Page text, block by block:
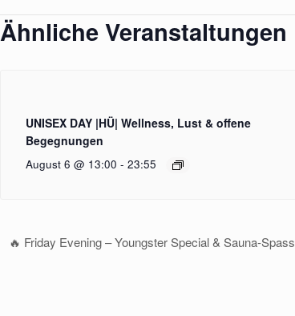
Ähnliche Veranstaltungen
UNISEX DAY |HÜ| Wellness, Lust & offene
Begegnungen
August 6 @ 13:00 -23:55
🔥 Friday Evening – Youngster Special & Sauna-Spass